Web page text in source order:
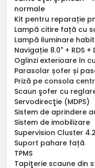
normale
Kit pentru reparație
Lampă citire față cu
Lampă iluminare
Navigație 8.0" + RDS +
Oglinzi exterioare în
Parasolar șofer și
Priză pe consola
Scaun şofer cu
Servodirecţie (MDPS)
Sistem de aprindere
Sistem de imobilizare
Supervision Cluster
Suport pahare față
TPMS
Tapiţerie scaune din